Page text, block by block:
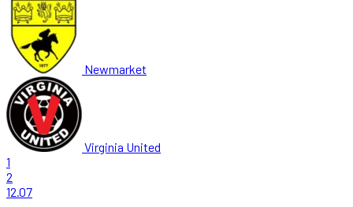
Newmarket
Virginia United
1
2
12.07